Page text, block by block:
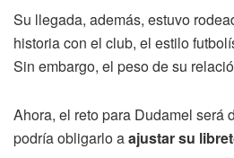
Su llegada, además, estuvo
historia con el club, el estilo
Sin embargo, el peso de su
Ahora, el reto para Dudamel será
podría obligarlo aajustar su